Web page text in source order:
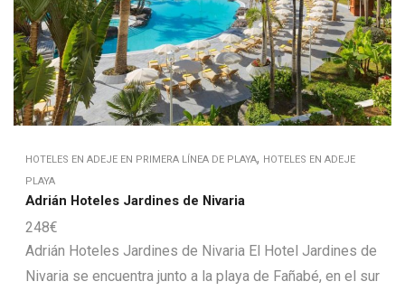
HOTELES EN ADEJE EN PRIMERA LÍNEA DE PLAYA, HOTELES EN ADEJE
PLAYA
Adrián Hoteles Jardines de Nivaria
248€
Adrián Hoteles Jardines de Nivaria El Hotel Jardines de
Nivaria se encuentra junto a la playa de Fañabé, en el sur